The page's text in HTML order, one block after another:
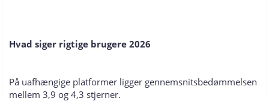
Hvad siger rigtige brugere 2026
På uafhængige platformer ligger gennemsnitsbedømmelsen
mellem 3,9 og 4,3 stjerner.